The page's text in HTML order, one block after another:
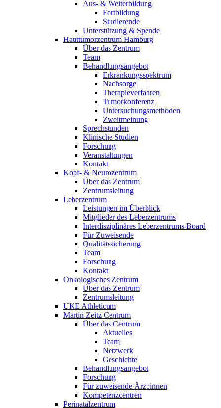
Aus- & Weiterbildung
Fortbildung
Studierende
Unterstützung & Spende
Hauttumorzentrum Hamburg
Über das Zentrum
Team
Behandlungsangebot
Erkrankungsspektrum
Nachsorge
Therapieverfahren
Tumorkonferenz
Untersuchungsmethoden
Zweitmeinung
Sprechstunden
Klinische Studien
Forschung
Veranstaltungen
Kontakt
Kopf- & Neurozentrum
Über das Zentrum
Zentrumsleitung
Leberzentrum
Leistungen im Überblick
Mitglieder des Leberzentrums
Interdisziplinäres Leberzentrums-Board
Für Zuweisende
Qualitätssicherung
Team
Forschung
Kontakt
Onkologisches Zentrum
Über das Zentrum
Zentrumsleitung
UKE Athleticum
Martin Zeitz Centrum
Über das Centrum
Aktuelles
Team
Netzwerk
Geschichte
Behandlungsangebot
Forschung
Für zuweisende Ärzt:innen
Kompetenzcentren
Perinatalzentrum